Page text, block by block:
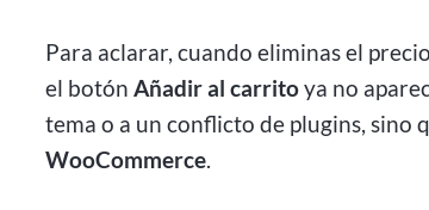
Para aclarar, cuando eliminas el
el botónAñadir al carritoya no
tema o a un conflicto de plugins, sino
WooCommerce.